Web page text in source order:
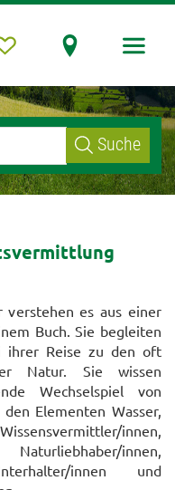
Suche
verstehen es aus einer
Buch. Sie begleiten
ihrer Reise zu den oft
Natur. Sie wissen
Wechselspiel von
Elementen Wasser,
innen,
innen,
innen und